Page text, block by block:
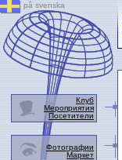
på svenska
Клуб
Мероприятия
Посетители
Фотографии
Маркет